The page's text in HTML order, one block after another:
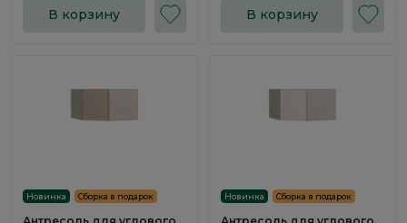
В корзину В корзину
Новинка Сборка в подарок Новинка Сборка в подарок